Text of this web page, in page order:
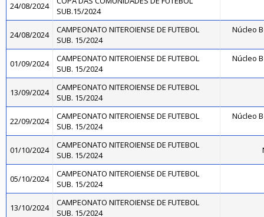
24/08/2024
SUB.15/2024
24/08/2024
CAMPEONATO NITEROIENSE DE FUTEBOL
SUB. 15/2024
Núcleo
01/09/2024
CAMPEONATO NITEROIENSE DE FUTEBOL
SUB. 15/2024
Núcleo
13/09/2024
CAMPEONATO NITEROIENSE DE FUTEBOL
SUB. 15/2024
22/09/2024
CAMPEONATO NITEROIENSE DE FUTEBOL
SUB. 15/2024
Núcleo
01/10/2024
CAMPEONATO NITEROIENSE DE FUTEBOL
SUB. 15/2024
05/10/2024
CAMPEONATO NITEROIENSE DE FUTEBOL
SUB. 15/2024
13/10/2024
CAMPEONATO NITEROIENSE DE FUTEBOL
SUB. 15/2024